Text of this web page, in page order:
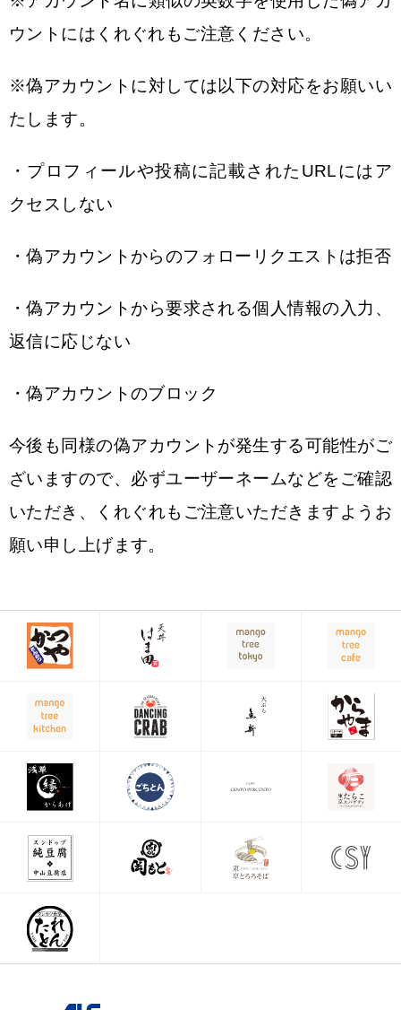
ウントにはくれぐれもご注意ください。
※偽アカウントに対しては以下の対応をお願いい
たします。
・プロフィールや投稿に記載されたURLにはア
クセスしない
・偽アカウントからのフォローリクエストは拒否
・偽アカウントから要求される個人情報の入力、
返信に応じない
・偽アカウントのブロック
今後も同様の偽アカウントが発生する可能性がご
ざいますので、必ずユーザーネームなどをご確認
いただき、くれぐれもご注意いただきますようお
願い申し上げます。